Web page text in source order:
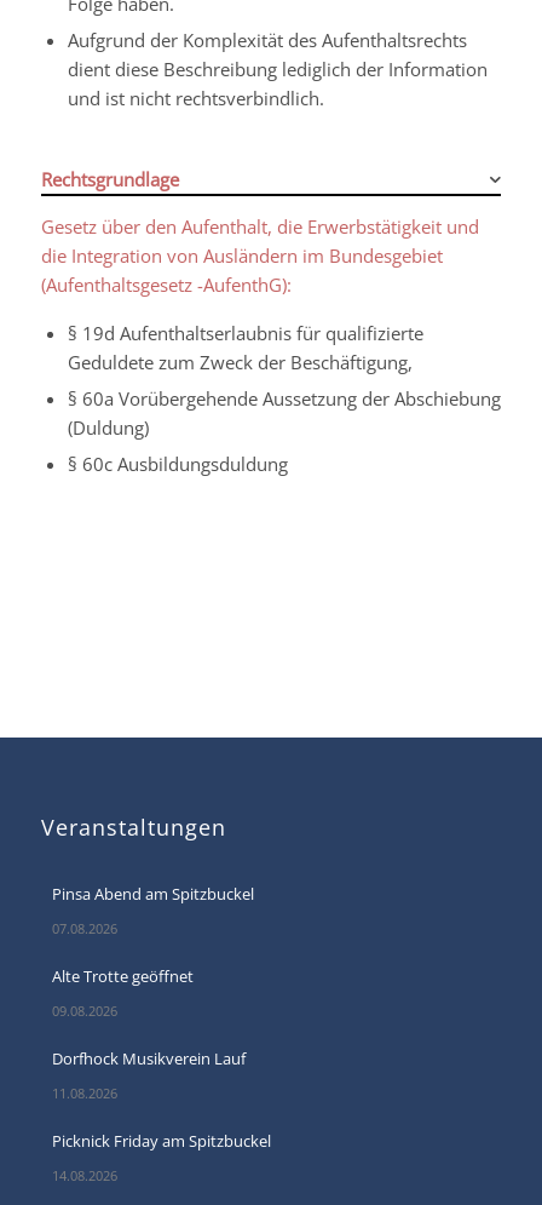
Aufgrund der Komplexität des Aufenthaltsrechts
dient diese Beschreibung lediglich der Information
und ist nicht rechtsverbindlich.
Rechtsgrundlage
Gesetz über den Aufenthalt, die Erwerbstätigkeit und
die Integration von Ausländern im Bundesgebiet
(Aufenthaltsgesetz -AufenthG):
§ 19d Aufenthaltserlaubnis für qualifizierte
Geduldete zum Zweck der Beschäftigung,
§ 60a Vorübergehende Aussetzung der Abschiebung
(Duldung)
§ 60c Ausbildungsduldung
Veranstaltungen
Pinsa Abend am Spitzbuckel
07.08.2026
Alte Trotte geöffnet
09.08.2026
Dorfhock Musikverein Lauf
11.08.2026
Picknick Friday am Spitzbuckel
14.08.2026